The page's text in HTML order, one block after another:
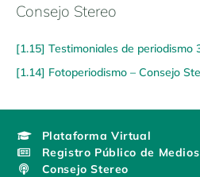
Consejo Stereo
[1.15] Testimoniales de periodismo
[1.14] Fotoperiodismo – Consejo
Plataforma Virtual
Registro Público de Medios
Consejo Stereo